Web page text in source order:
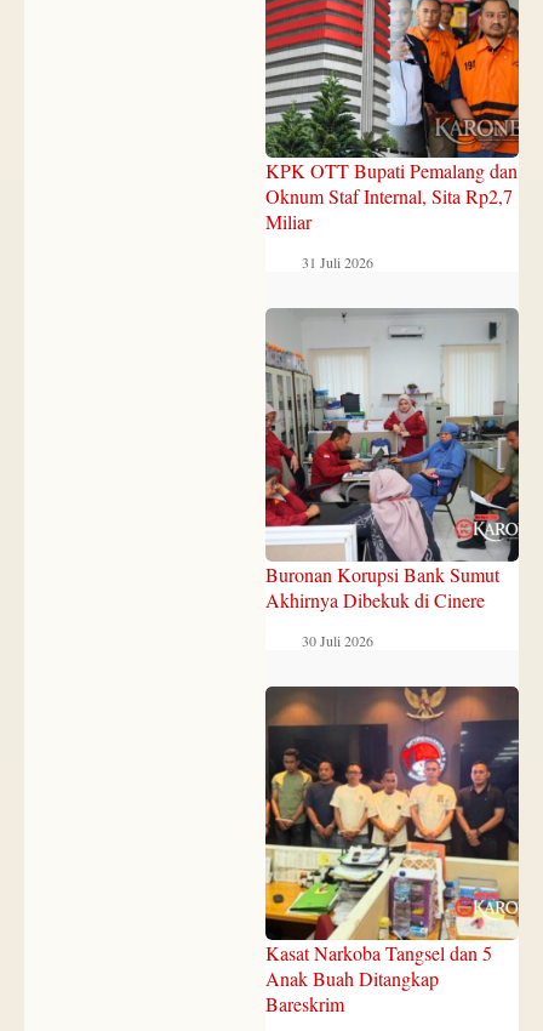
‎KPK OTT Bupati Pemalang dan
Oknum Staf Internal, Sita Rp2,7
Miliar
31 Juli 2026
Buronan Korupsi Bank Sumut
Akhirnya Dibekuk di Cinere
30 Juli 2026
Kasat Narkoba Tangsel dan 5
Anak Buah Ditangkap
Bareskrim